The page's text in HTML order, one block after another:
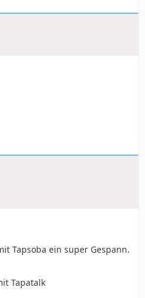
Tapsoba ein super Gespann.
Tapatalk